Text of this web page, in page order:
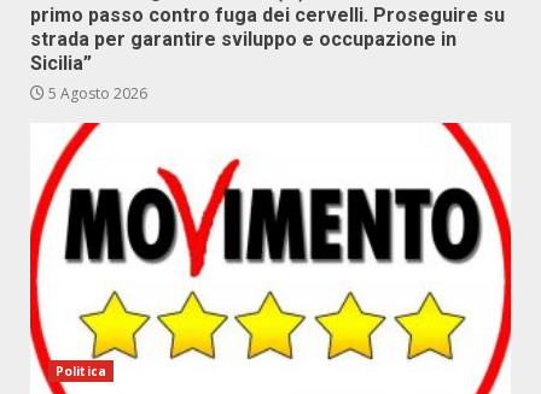
primo passo contro fuga dei cervelli. Proseguire su
strada per garantire sviluppo e occupazione in
Sicilia”
5 Agosto 2026
Politica